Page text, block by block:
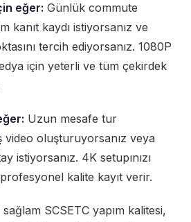
eğer: Günlük commute
kanıt kaydı istiyorsanız ve
tercih ediyorsanız. 1080P
için yeterli ve tüm çekirdek
Uzun mesafe tur
video oluşturuyorsanız veya
istiyorsanız. 4K setupınızı
kalite kayıt verir.
SCSETC yapım kalitesi,